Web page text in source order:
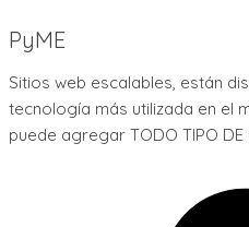
PyME
Sitios web escalables, están
tecnología más utilizada en el
puede agregar TODO TIPO DE